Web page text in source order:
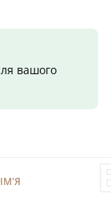
вашого
у